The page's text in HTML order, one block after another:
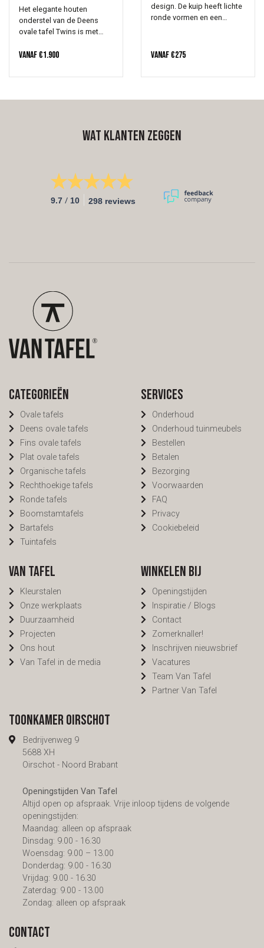
Het elegante houten
onderstel van de Deens
ovale tafel Twins is met
Onderling verbonden. Rank
Vanaf€1.900
design. De kuip heeft lichte
ronde vormen en een
comfort geeft. De Kushi
Vanaf€275
Wat klanten zeggen
9.7 / 10 298 reviews
Categorieën
Ovale tafels
Deens ovale tafels
Fins ovale tafels
Plat ovale tafels
Organische tafels
Rechthoekige tafels
Ronde tafels
Boomstamtafels
Bartafels
Tuintafels
Services
Onderhoud
Onderhoud tuinmeubels
Bestellen
Betalen
Bezorging
Voorwaarden
FAQ
Privacy
Cookiebeleid
Van Tafel
Kleurstalen
Onze werkplaats
Duurzaamheid
Projecten
Ons hout
Van Tafel in de media
Winkelen bij
Openingstijden
Inspiratie / Blogs
Contact
Zomerknaller!
Inschrijven nieuwsbrief
Vacatures
Team Van Tafel
Partner Van Tafel
Toonkamer Oirschot
Bedrijvenweg 9
5688 XH
Oirschot - Noord Brabant
Openingstijden Van Tafel
Altijd open op afspraak. Vrije inloop tijdens de volgende
openingstijden:
Maandag: alleen op afspraak
Dinsdag: 9.00 - 16.30
Woensdag: 9.00 – 13.00
Donderdag: 9.00 - 16.30
Vrijdag: 9.00 - 16.30
Zaterdag: 9.00 - 13.00
Zondag: alleen op afspraak
Contact